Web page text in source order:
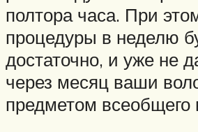
полтора часа. При
процедуры в неделю
достаточно, и уже не
через месяц ваши
предметом всеобщего